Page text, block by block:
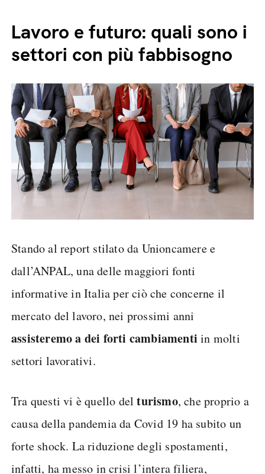
Lavoro e futuro: quali sono i
settori con più fabbisogno
Stando al report stilato da Unioncamere e
dall’ANPAL, una delle maggiori fonti
informative in Italia per ciò che concerne il
mercato del lavoro, nei prossimi anni
assisteremo a dei forti cambiamenti in molti
settori lavorativi.
Tra questi vi è quello delturismo, che proprio a
causa della pandemia da Covid 19 ha subito un
forte shock. La riduzione degli spostamenti,
infatti, ha messo in crisi l’intera filiera,